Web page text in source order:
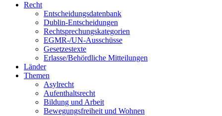
Recht
Entscheidungsdatenbank
Dublin-Entscheidungen
Rechtsprechungskategorien
EGMR-/UN-Ausschüsse
Gesetzestexte
Erlasse/Behördliche Mitteilungen
Länder
Themen
Asylrecht
Aufenthaltsrecht
Bildung und Arbeit
Bewegungsfreiheit und Wohnen